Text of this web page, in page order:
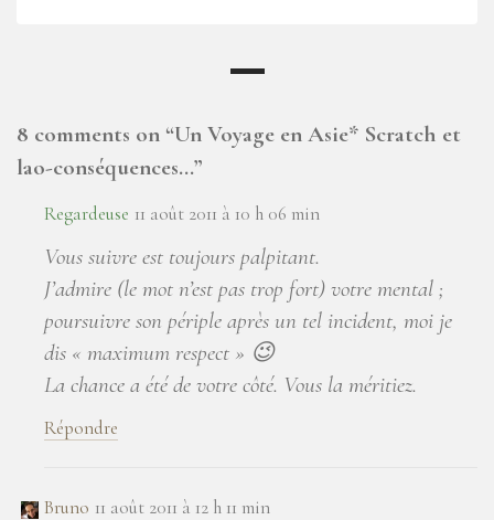
8 comments on “Un Voyage en Asie* Scratch et
lao-conséquences…”
Regardeuse 11 août 2011 à 10 h 06 min
Vous suivre est toujours palpitant.
J’admire (le mot n’est pas trop fort) votre mental ;
poursuivre son périple après un tel incident, moi je
dis « maximum respect » 😉
La chance a été de votre côté. Vous la méritiez.
Répondre
Bruno 11 août 2011 à 12 h 11 min